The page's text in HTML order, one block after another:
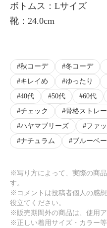
ボトムス：Lサイズ
靴：24.0cm
秋コーデ 冬コーデ
キレイめ
ゆったり
40代
50代 60代
チェック
骨格ストレー
ハヤマブリーズ
ファ
ナチュラム
ブルーベ
※写り方によって、実際の商
す。
※コメントは投稿者個人の感
役立てください。
※販売期間外の商品は、使用
※正しい着用サイズ・カラー